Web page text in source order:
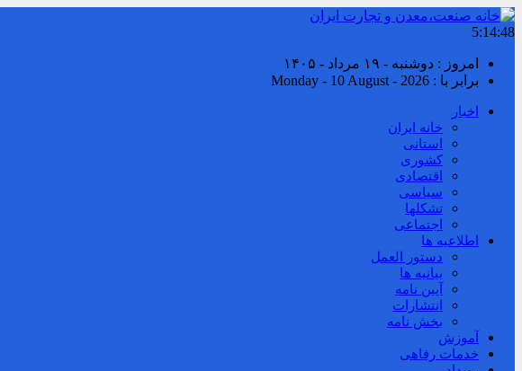
5:14:49
امروز : دوشنبه - ۱۹ مرداد - ۱۴۰۵
برابر با : Monday - 10 August - 2026
اخبار
خانه ایران
استانی
کشوری
اقتصادی
سیاسی
تشکلها
اجتماعی
اطلاعیه ها
دستور العمل
بیانیه ها
آیین نامه
انتشارات
بخش نامه
آموزش
خدمات رفاهی